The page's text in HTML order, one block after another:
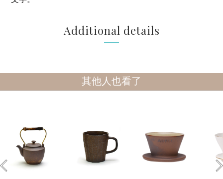
Additional details
其他人也看了